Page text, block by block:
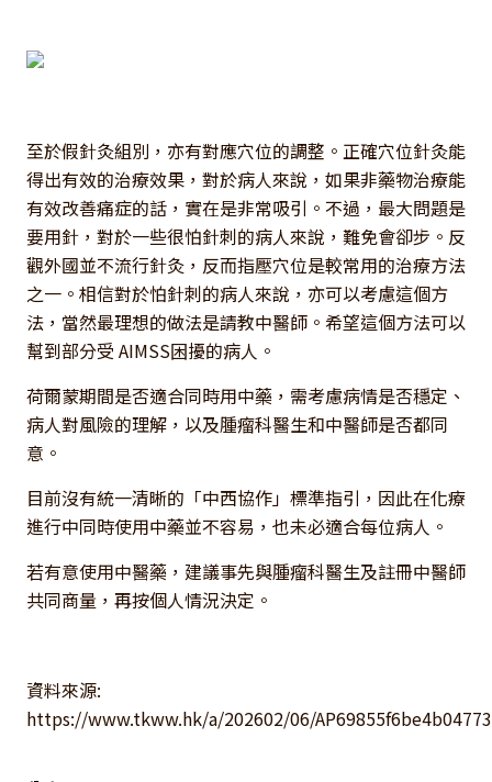
至於假針灸組別，亦有對應穴位的調整。正確穴位針灸能
得出有效的治療效果，對於病人來說，如果非藥物治療能
有效改善痛症的話，實在是非常吸引。不過，最大問題是
要用針，對於一些很怕針刺的病人來說，難免會卻步。反
觀外國並不流行針灸，反而指壓穴位是較常用的治療方法
之一。相信對於怕針刺的病人來說，亦可以考慮這個方
法，當然最理想的做法是請教中醫師。希望這個方法可以
幫到部分受 AIMSS困擾的病人。
荷爾蒙期間是否適合同時用中藥，需考慮病情是否穩定、
病人對風險的理解，以及腫瘤科醫生和中醫師是否都同
意。
目前沒有統一清晰的「中西協作」標準指引，因此在化療
進行中同時使用中藥並不容易，也未必適合每位病人。
若有意使用中醫藥，建議事先與腫瘤科醫生及註冊中醫師
共同商量，再按個人情況決定。
資料來源:
https://www.tkww.hk/a/202602/06/